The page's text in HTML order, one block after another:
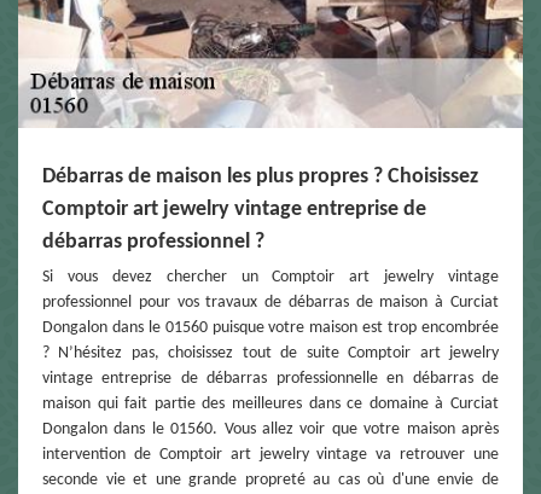
Débarras de maison les plus propres ? Choisissez
Comptoir art jewelry vintage entreprise de
débarras professionnel ?
Si vous devez chercher un Comptoir art jewelry vintage
professionnel pour vos travaux de débarras de maison à Curciat
Dongalon dans le 01560 puisque votre maison est trop encombrée
? N’hésitez pas, choisissez tout de suite Comptoir art jewelry
vintage entreprise de débarras professionnelle en débarras de
maison qui fait partie des meilleures dans ce domaine à Curciat
Dongalon dans le 01560. Vous allez voir que votre maison après
intervention de Comptoir art jewelry vintage va retrouver une
seconde vie et une grande propreté au cas où d'une envie de